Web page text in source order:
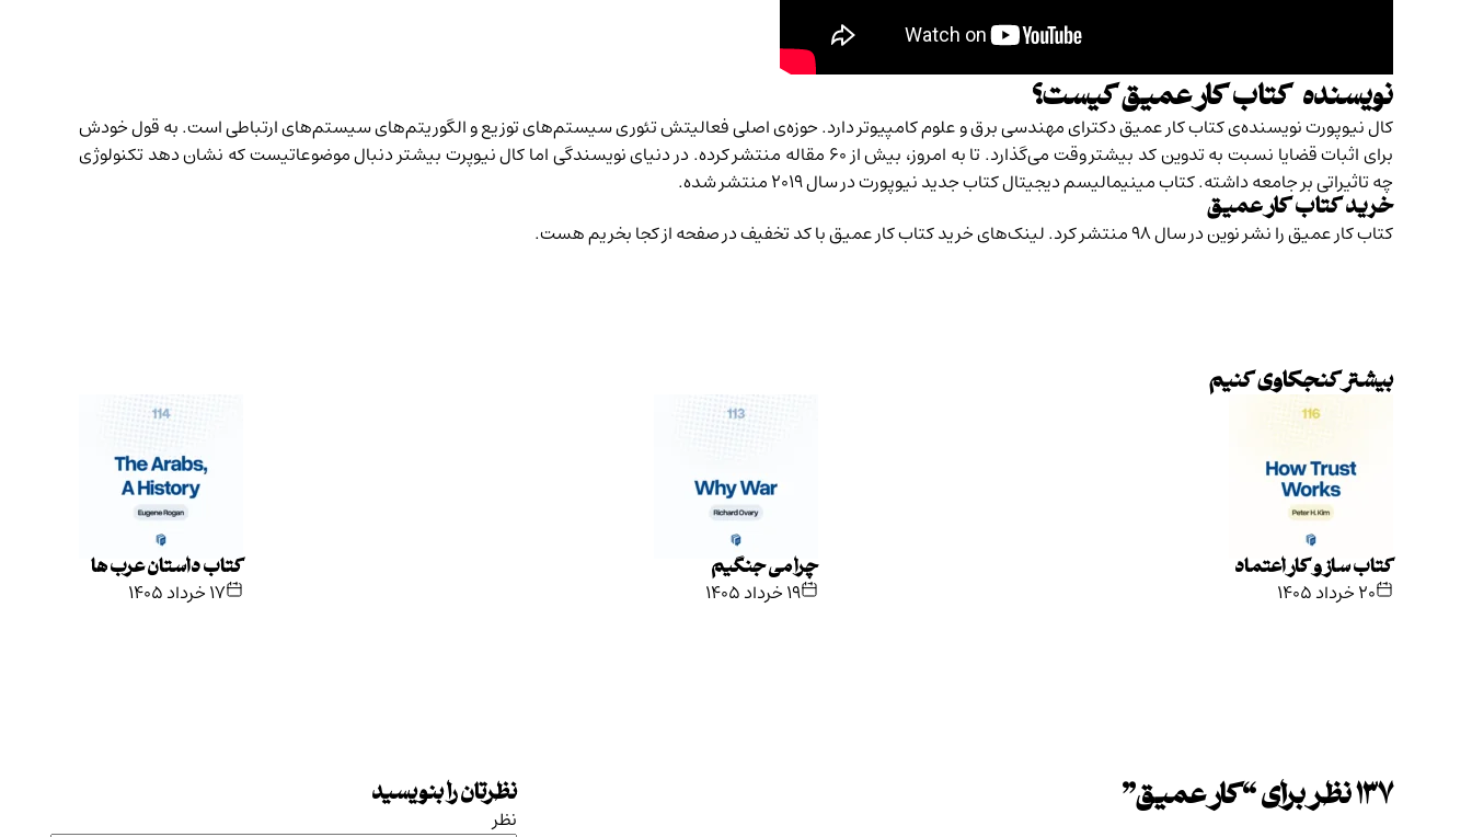
نویسنده کتاب کار عمیق کیست؟
کال نیوپورت نویسنده‌ی کتاب کار عمیق دکترای مهندسی برق و علوم کامپیوتر دارد. حوزه‌ی اصلی فعالیتش تئوری سیستم‌های توزیع و الگوریتم‌های سیستم‌های ارتباطی است. به قول خودش
برای اثبات قضایا نسبت به تدوین کد بیشتر وقت می‌گذارد. تا به امروز، بیش از ۶۰ مقاله منتشر کرده. در دنیای نویسندگی اما کال نیوپرت بیشتر دنبال موضوعاتیست که نشان دهد تکنولوژی
چه تاثیراتی بر جامعه داشته. کتاب مینیمالیسم دیجیتال کتاب جدید نیوپورت در سال ۲۰۱۹ منتشر شده.
خرید کتاب کار عمیق
کتاب کار عمیق رانشر نویندر سال ۹۸ منتشر کرد. لینک‌های خرید کتاب کار عمیقبا کد تخفیف در صفحه از کجا بخریم هست.
بیشتر کنجکاوی کنیم
کتاب ساز و کار اعتماد
۲۰ خرداد ۱۴۰۵
چرا می جنگیم
۱۹ خرداد ۱۴۰۵
کتاب داستان عرب ها
۱۷ خرداد ۱۴۰۵
۱۳۷ نظر برای “ کار عمیق”
نظرتان را بنویسید
نظر